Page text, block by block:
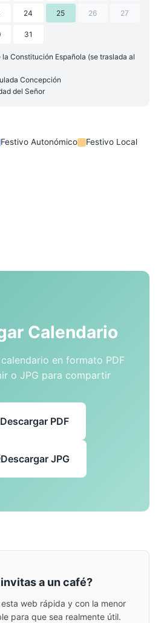
24 25 26 27
31
la Constitución Española (se traslada al
Concepción
del Señor
Festivo Autonómico Festivo Local
Calendario
en formato PDF
o JPG para compartir
Descargar PDF
Descargar JPG
invitas a un café?
web rápida y con la menor
para que sea realmente útil.